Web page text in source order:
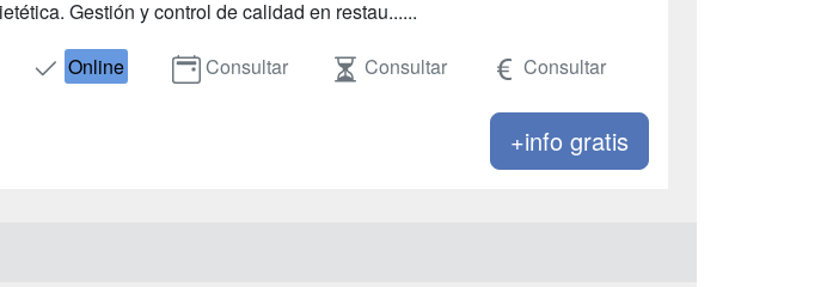
Gestión y control de calidad en restau......
Online
Consultar Consultar Consultar
+info gratis